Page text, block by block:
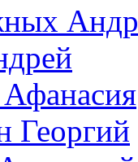
Георгий